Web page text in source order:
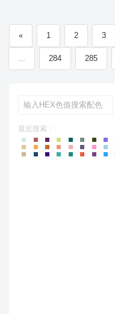
« 1 2 3
... 284 285
最近搜索：